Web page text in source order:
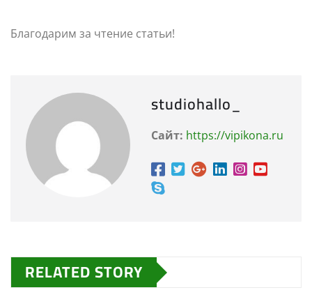
Благодарим за чтение статьи!
studiohallo_
Сайт: https://vipikona.ru
RELATED STORY